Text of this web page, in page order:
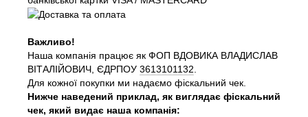
Важливо!
Наша компанія працює як ФОП ВДОВИКА ВЛАДИСЛАВ
ВІТАЛІЙОВИЧ, ЄДРПОУ 3613101132
Для кожної покупки ми надаємо фіскальний чек.
Нижче наведений приклад, як виглядає фіскальний
чек, який видає наша компанія: